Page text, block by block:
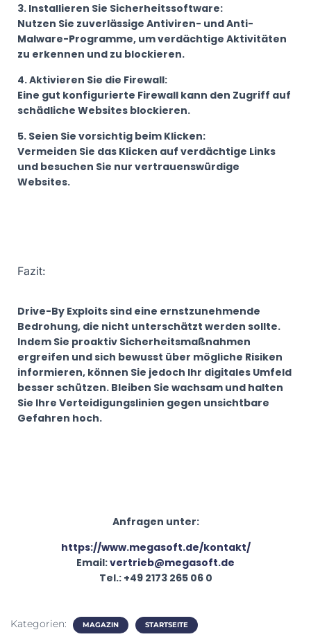
3. Installieren Sie Sicherheitssoftware:
Nutzen Sie zuverlässige Antiviren- und Anti-
Malware-Programme, um verdächtige Aktivitäten
zu erkennen und zu blockieren.
4. Aktivieren Sie die Firewall:
Eine gut konfigurierte Firewall kann den Zugriff auf
schädliche Websites blockieren.
5. Seien Sie vorsichtig beim Klicken:
Vermeiden Sie das Klicken auf verdächtige Links
und besuchen Sie nur vertrauenswürdige
Websites.
Fazit:
Drive-By Exploits sind eine ernstzunehmende
Bedrohung, die nicht unterschätzt werden sollte.
Indem Sie proaktiv Sicherheitsmaßnahmen
ergreifen und sich bewusst über mögliche Risiken
informieren, können Sie jedoch Ihr digitales Umfeld
besser schützen. Bleiben Sie wachsam und halten
Sie Ihre Verteidigungslinien gegen unsichtbare
Gefahren hoch.
Anfragen unter:
https://www.megasoft.de/kontakt/
Email:vertrieb@megasoft.de
Tel.: +49 2173 265 06 0
Kategorien: MAGAZIN STARTSEITE